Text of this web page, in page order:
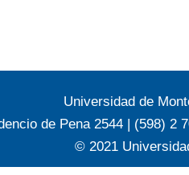
Universidad de
de Pena 2544 | (598) 2
© 2021